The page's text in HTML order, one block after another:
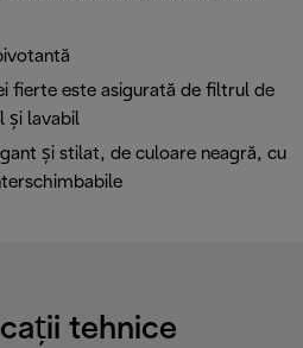
fierte este asigurată de filtrul de
și lavabil
și stilat, de culoare neagră, cu
tehnice